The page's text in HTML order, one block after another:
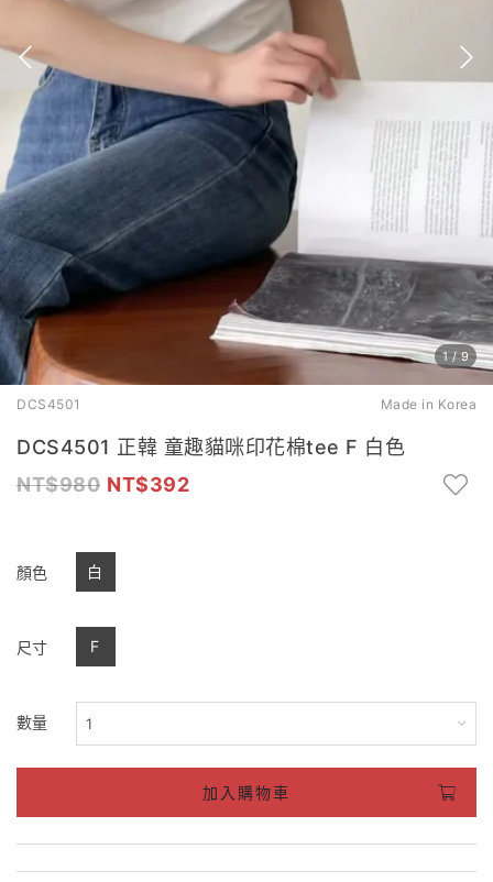
1/9
DCS4501 Made in Korea
DCS4501 正韓 童趣貓咪印花棉tee F 白色
980
392
顏色 白
尺寸 F
數量
加入購物車